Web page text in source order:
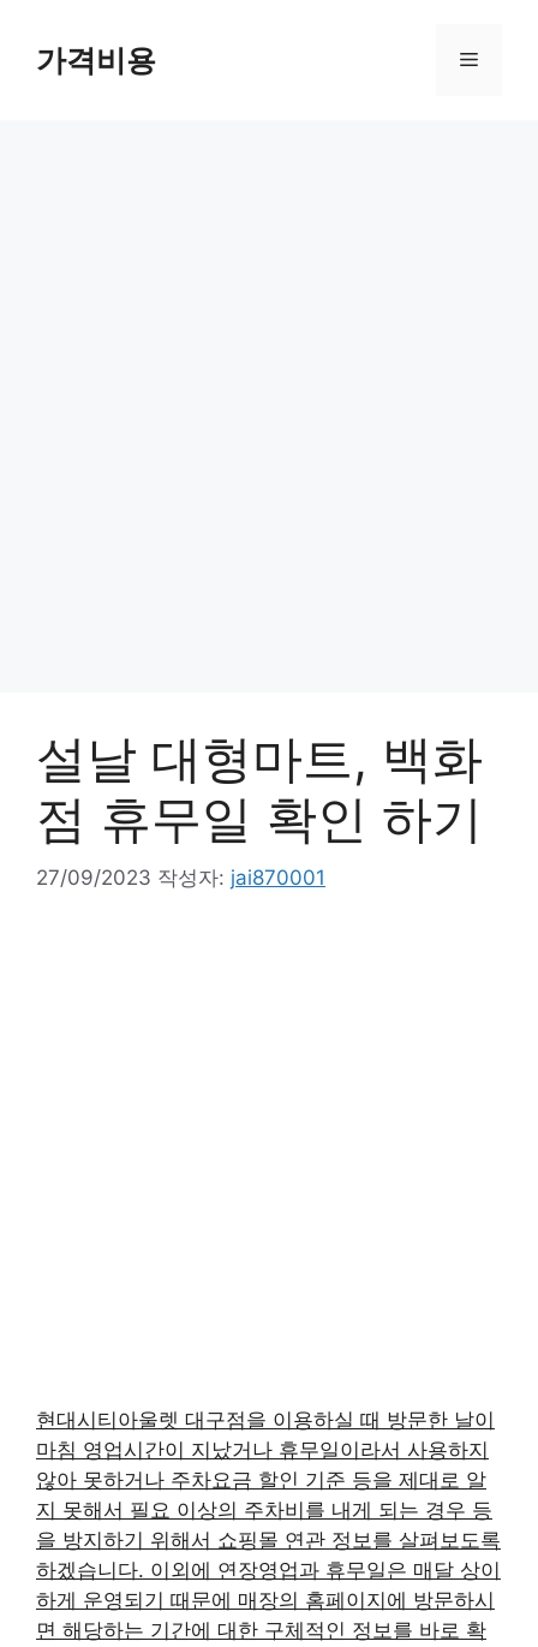
가격비용 메
설날 대형마트, 백화
점 휴무일 확인 하기
27/09/2023 작성자: jai870001
현대시티아울렛 대구점을 이용하실 때 방문한 날이
마침 영업시간이 지났거나 휴무일이라서 사용하지
않아 못하거나 주차요금 할인 기준 등을 제대로 알
지 못해서 필요 이상의 주차비를 내게 되는 경우 등
을 방지하기 위해서 쇼핑몰 연관 정보를 살펴보도록
하겠습니다. 이외에 연장영업과 휴무일은 매달 상이
하게 운영되기 때문에 매장의 홈페이지에 방문하시
면 해당하는 기간에 대한 구체적인 정보를 바로 확